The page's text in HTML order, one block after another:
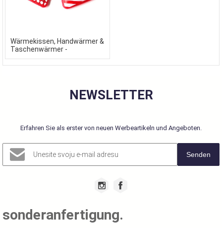
Wärmekissen, Handwärmer &
Taschenwärmer -
Werbemittel für kalte Tage
NEWSLETTER
Erfahren Sie als erster von neuen Werbeartikeln und Angeboten.
Senden
sonderanfertigung.